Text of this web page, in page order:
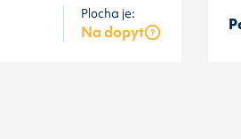
Plocha je:
Na dopyt